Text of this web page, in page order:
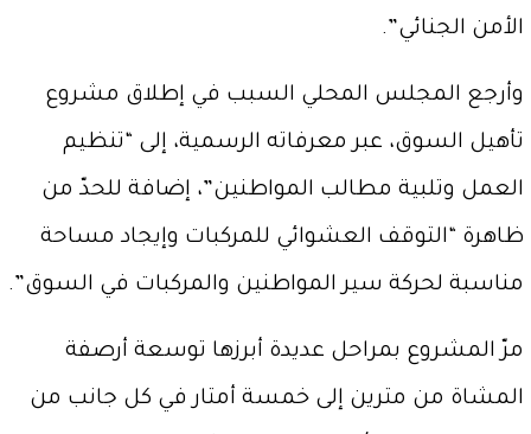
الأمن الجنائي”.
وأرجع المجلس المحلي السبب في إطلاق مشروع
تأهيل السوق، عبر معرفاته الرسمية، إلى “تنظيم
العمل وتلبية مطالب المواطنين”، إضافة للحدّ من
ظاهرة “التوقف العشوائي للمركبات وإيجاد مساحة
مناسبة لحركة سير المواطنين والمركبات في السوق”.
مرّ المشروع بمراحل عديدة أبرزها توسعة أرصفة
المشاة من مترين إلى خمسة أمتار في كل جانب من